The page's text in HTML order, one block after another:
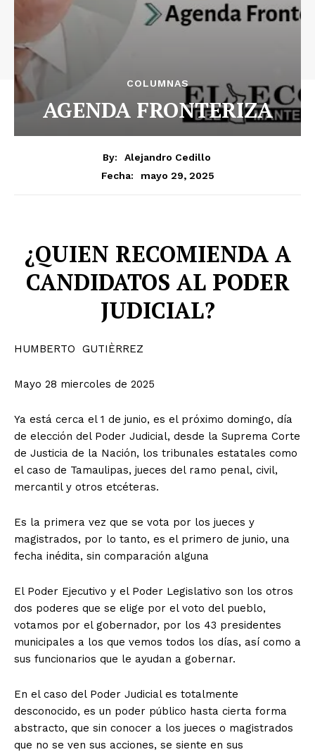
COLUMNAS
AGENDA FRONTERIZA
By:
Alejandro Cedillo
Fecha:
mayo 29, 2025
¿QUIEN RECOMIENDA A
CANDIDATOS AL PODER
JUDICIAL?
HUMBERTO GUTIÈRREZ
Mayo 28 miercoles de 2025
Ya está cerca el 1 de junio, es el próximo domingo, día
de elección del Poder Judicial, desde la Suprema Corte
de Justicia de la Nación, los tribunales estatales como
el caso de Tamaulipas, jueces del ramo penal, civil,
mercantil y otros etcéteras.
Es la primera vez que se vota por los jueces y
magistrados, por lo tanto, es el primero de junio, una
fecha inédita, sin comparación alguna
El Poder Ejecutivo y el Poder Legislativo son los otros
dos poderes que se elige por el voto del pueblo,
votamos por el gobernador, por los 43 presidentes
municipales a los que vemos todos los días, así como a
sus funcionarios que le ayudan a gobernar.
En el caso del Poder Judicial es totalmente
desconocido, es un poder público hasta cierta forma
abstracto, que sin conocer a los jueces o magistrados
que no se ven sus acciones, se siente en sus